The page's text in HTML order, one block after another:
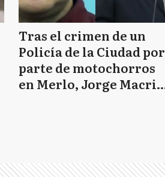
Tras el crimen de un
Policía de la Ciudad por
parte de motochorros
en Merlo, Jorge Macri